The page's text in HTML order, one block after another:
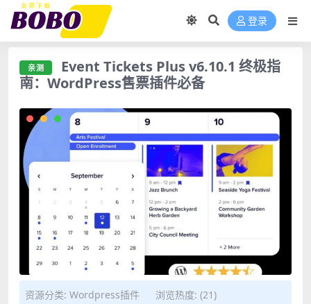
登录
亲测
Event Tickets Plus v6.10.1 终极指
南：WordPress售票插件必备
资源分类: Wordpress插件
浏览热度: (21)